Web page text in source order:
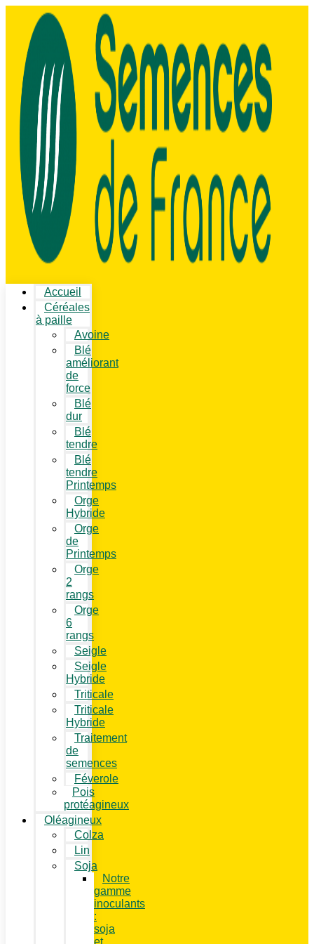
Accueil
Céréales
à paille
Avoine
Blé
améliorant
de
force
Blé
dur
Blé
tendre
Blé
tendre
Printemps
Orge
Hybride
Orge
de
Printemps
Orge
2
rangs
Orge
6
rangs
Seigle
Seigle
Hybride
Triticale
Triticale
Hybride
Traitement
de
semences
Féverole
Pois
protéagineux
Oléagineux
Colza
Lin
Soja
Notre
gamme
inoculants
:
soja
et